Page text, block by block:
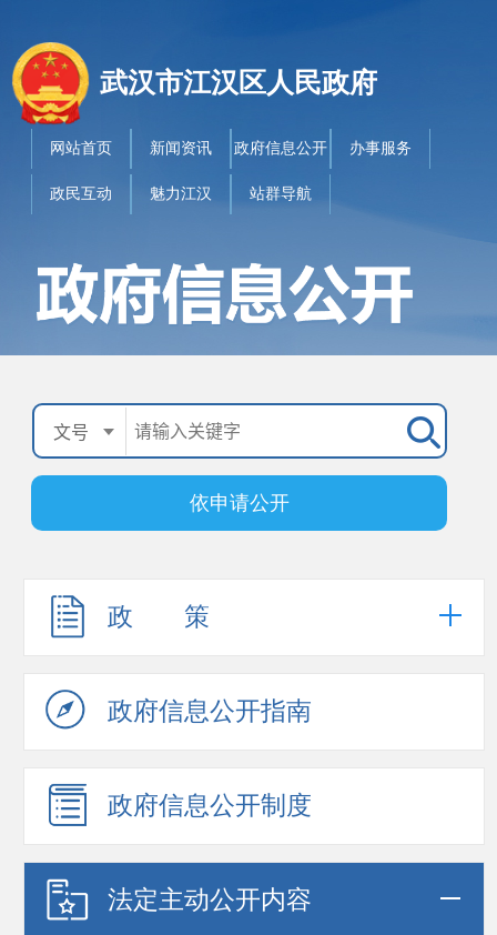
武汉市江汉区人民政府
依申请公开
网站首页 新闻资讯 政府信息公开 办事服务
政民互动 魅力江汉 站群导航
政 策
政府信息公开指南
政府信息公开制度
法定主动公开内容